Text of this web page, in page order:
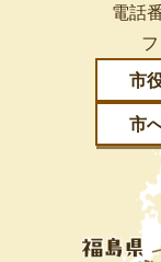
電話
市
市